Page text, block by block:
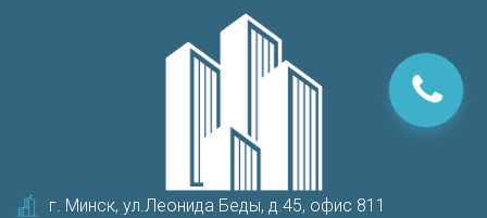
г. Минск, ул.Леонида Беды, д.45, офис 811